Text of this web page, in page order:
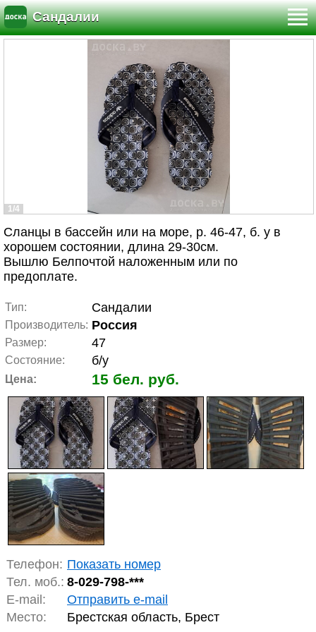
Сандалии
1/4
Сланцы в бассейн или на море, р. 46-47, б. у в
хорошем состоянии, длина 29-30см.
Вышлю Белпочтой наложенным или по
предоплате.
Тип: Сандалии
Производитель: Россия
Размер: 47
Состояние: б/у
Цена: 15 бел. руб.
Телефон: Показать номер
Тел. моб.: 8-029-798-***
E-mail:
Отправить e-mail
Место:
Брестская область, Брест